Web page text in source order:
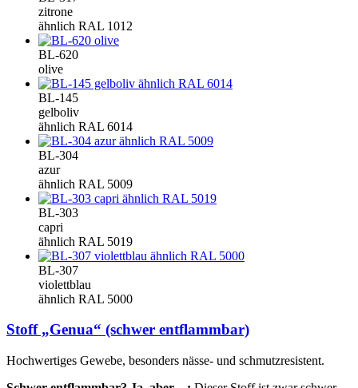
zitrone
ähnlich RAL 1012
BL-620
olive
BL-145
gelboliv
ähnlich RAL 6014
BL-304
azur
ähnlich RAL 5009
BL-303
capri
ähnlich RAL 5019
BL-307
violettblau
ähnlich RAL 5000
Stoff „Genua“ (schwer entflammbar)
Hochwertiges Gewebe, besonders nässe- und schmutzresistent.